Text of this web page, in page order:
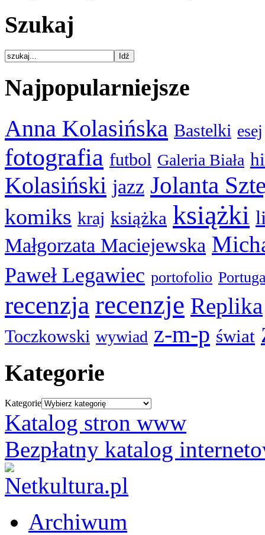
Szukaj
Najpopularniejsze
Anna Kolasińska Bastelki esej
fotografia futbol Galeria Biała
Kolasiński jazz Jolanta
komiks kraj książka książki
Małgorzata Maciejewska
Paweł Legawiec portofolio
recenzja recenzje Replika
Toczkowski wywiad z-m-p świat
Kategorie
Kategorie
Katalog stron www
Bezpłatny katalog
Archiwum